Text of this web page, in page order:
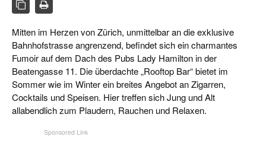
CIGAR LIFE & CULTURE
REISE & LÄNDER
PFEIFEN & SPIRITUOSEN
ZIGARRENBRANCHE
Mitten im Herzen von Zürich, unmittelbar an die exklusive
Bahnhofstrasse angrenzend, befindet sich ein charmantes
Fumoir auf dem Dach des Pubs Lady Hamilton in der
Beatengasse 11. Die überdachte „Rooftop Bar“ bietet im
Sommer wie im Winter ein breites Angebot an Zigarren,
Cocktails und Speisen. Hier treffen sich Jung und Alt
allabendlich zum Plaudern, Rauchen und Relaxen.